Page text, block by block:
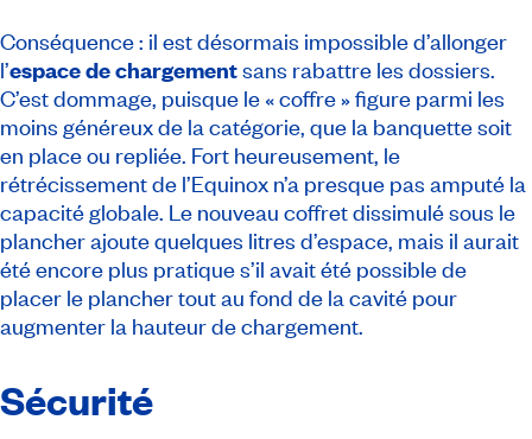
Conséquence : il est désormais impossible d’allonger
l’espace de chargementsans rabattre les dossiers.
C’est dommage, puisque le « coffre » figure parmi les
moins généreux de la catégorie, que la banquette soit
en place ou repliée. Fort heureusement, le
rétrécissement de l’Equinox n’a presque pas amputé la
capacité globale. Le nouveau coffret dissimulé sous le
plancher ajoute quelques litres d’espace, mais il aurait
été encore plus pratique s’il avait été possible de
placer le plancher tout au fond de la cavité pour
augmenter la hauteur de chargement.
Sécurité